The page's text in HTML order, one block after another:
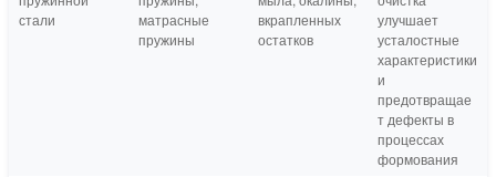
стали
матрасные
пружины
вкрапленных
остатков
улучшает
усталостные
характеристики
и
предотвращае
т дефекты в
процессах
формования